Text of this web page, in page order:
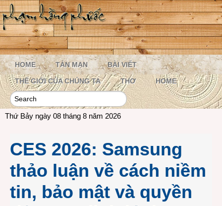
HOME TẢN MẠN BÀI VIẾT
THẾ GIỚI CỦA CHÚNG TA THƠ HOME
Thứ Bảy ngày 08 tháng 8 năm 2026
CES 2026: Samsung
thảo luận về cách niềm
tin, bảo mật và quyền